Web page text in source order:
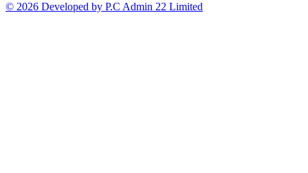
© 2026 Developed by P.C Admin 22 Limited